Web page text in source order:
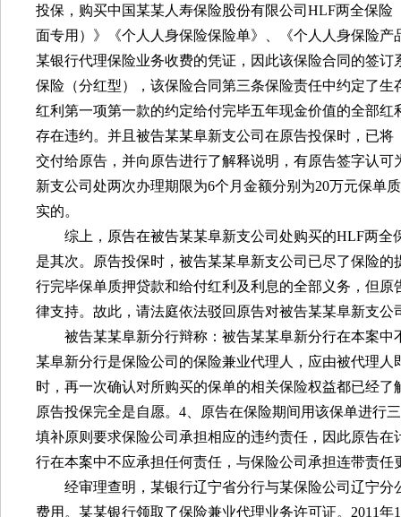
投保，购买中国某某人寿保险股份有限公司 HLF两全保险
面专用）》《个人人身保险保险单》、《个人人身保险
某银行代理保险业务收费的凭证，因此该保险合同的签
保险（分红型），该保险合同第三条保险责任中约定了
红利第一项第一款的约定给付完毕五年现金价值的全部红
存在违约。并且被告某某阜新支公司在原告投保时，已将
交付给原告，并向原告进行了解释说明，有原告签字认可
新支公司处两次办理期限为6个月金额分别为20万元保单
实的。
综上，原告在被告某某阜新支公司处购买的HLF两全
是其次。原告投保时，被告某某阜新支公司已尽了保险
行完毕保单质押贷款和给付红利及利息的全部义务，但
律支持。故此，请法庭依法驳回原告对被告某某阜新支公
被告某某阜新分行辩称：被告某某阜新分行在本案
某阜新分行是保险公司的保险兼业代理人，应由被代理
时，再一次确认对所购买的保单的相关保险权益都已经
原告投保完全是自愿。 4 、原告在保险期间用该保单进行
填补原则要求保险公司承担相应的违约责任，因此原告在
行在本案中不应承担任何责任，与保险公司承担连带责
经审理查明，某银行辽宁省分行与某保险公司辽宁
费用。某某银行领取了保险兼业代理业务许可证。 2011年